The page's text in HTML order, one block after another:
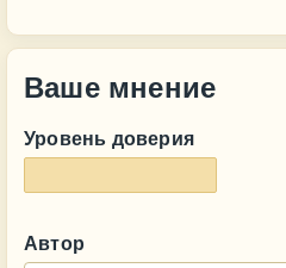
Ваше мнение
Уровень доверия
Автор